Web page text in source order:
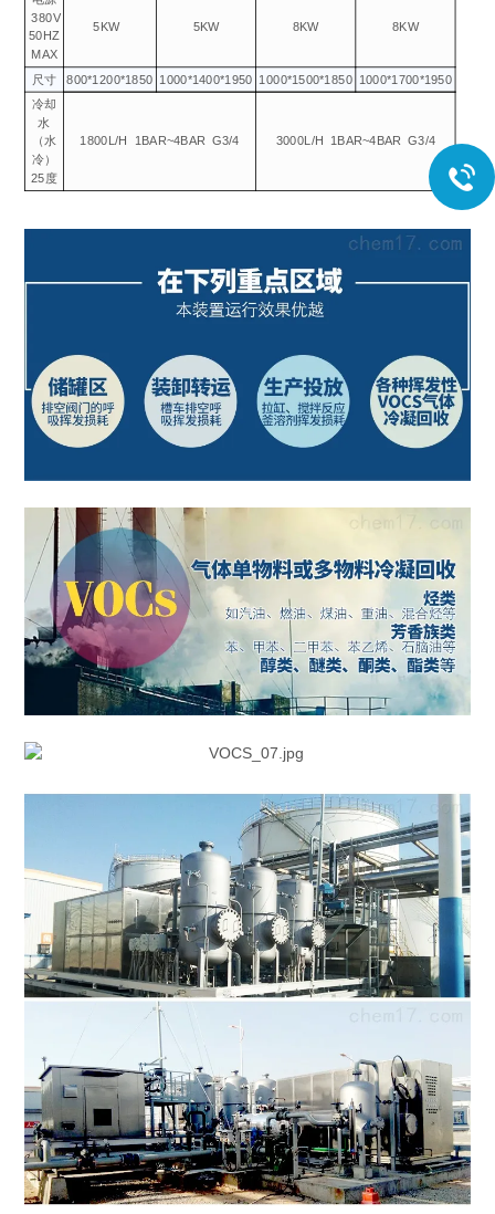
380V
50HZ
MAX
5KW 5KW 8KW 8KW
尺寸 800*1200*1850 1000*1400*1950 1000*1500*1850 1000*1700*1950
冷却
水
（水
冷）
25度
1800L/H 1BAR~4BAR G3/4 3000L/H 1BAR~4BAR G3/4